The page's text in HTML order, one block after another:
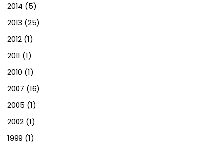
2014 (5)
2013 (25)
2012 (1)
2011 (1)
2010 (1)
2007 (16)
2005 (1)
2002 (1)
1999 (1)